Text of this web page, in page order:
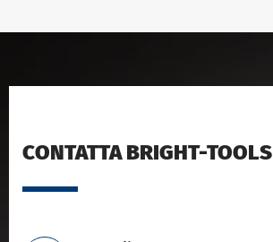
CONTATTA BRIGHT-TOOLS